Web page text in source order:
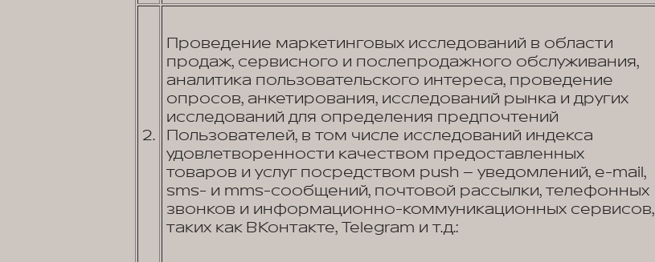
2.
Проведение маркетинговых исследований в области
продаж, сервисного и послепродажного обслуживания,
аналитика пользовательского интереса, проведение
опросов, анкетирования, исследований рынка и других
исследований для определения предпочтений
Пользователей, в том числе исследований индекса
удовлетворенности качеством предоставленных
товаров и услуг посредством push – уведомлений, e-mail,
sms- и mms-сообщений, почтовой рассылки, телефонных
звонков и информационно-коммуникационных сервисов,
таких как ВКонтакте, Telegram и т.д.: